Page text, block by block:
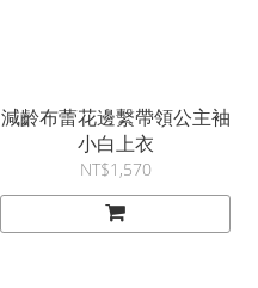
減齡布蕾花邊繫帶領公主袖
小白上衣
NT$1,570